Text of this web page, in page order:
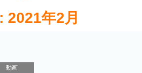
2021年2月
動画